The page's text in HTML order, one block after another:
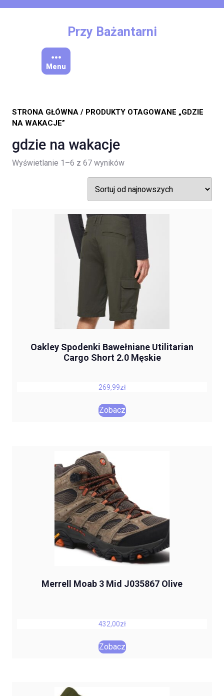
Przy Bażantarni
Menu
STRONA GŁÓWNA / PRODUKTY OTAGOWANE „GDZIE
NA WAKACJE”
gdzie na wakacje
Wyświetlanie 1–6 z 67 wynikówPosortowane
najnowszych
Oakley Spodenki Bawełniane Utilitarian
Cargo Short 2.0 Męskie
269,99zł
Zobacz
Merrell Moab 3 Mid J035867 Olive
432,00zł
Zobacz